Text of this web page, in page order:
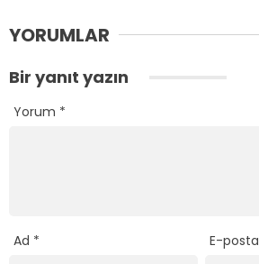
YORUMLAR
Bir yanıt yazın
Yorum *
Ad * E-posta